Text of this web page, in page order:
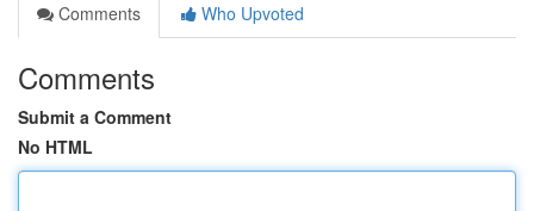
Comments
Who Upvoted
Comments
Submit a Comment
No HTML